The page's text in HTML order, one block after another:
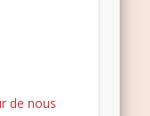
de nous